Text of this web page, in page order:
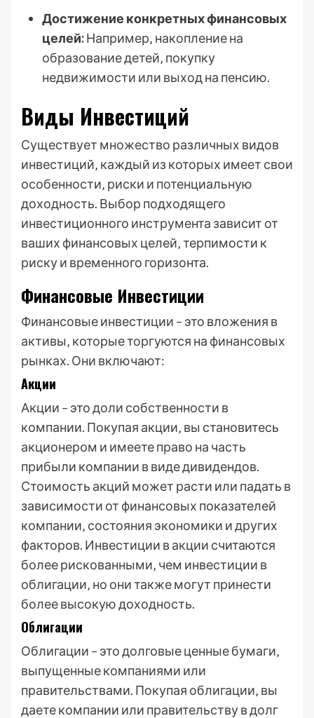
Достижение конкретных финансовых
целей:Например‚ накопление на
образование детей‚ покупку
недвижимости или выход на пенсию.
Виды Инвестиций
Существует множество различных видов
инвестиций‚ каждый из которых имеет свои
особенности‚ риски и потенциальную
доходность. Выбор подходящего
инвестиционного инструмента зависит от
ваших финансовых целей‚ терпимости к
риску и временного горизонта.
Финансовые Инвестиции
Финансовые инвестиции – это вложения в
активы‚ которые торгуются на финансовых
рынках. Они включают:
Акции
Акции – это доли собственности в
компании. Покупая акции‚ вы становитесь
акционером и имеете право на часть
прибыли компании в виде дивидендов.
Стоимость акций может расти или падать в
зависимости от финансовых показателей
компании‚ состояния экономики и других
факторов. Инвестиции в акции считаются
более рискованными‚ чем инвестиции в
облигации‚ но они также могут принести
более высокую доходность.
Облигации
Облигации – это долговые ценные бумаги‚
выпущенные компаниями или
правительствами. Покупая облигации‚ вы
даете компании или правительству в долг